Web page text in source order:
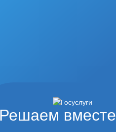
Решаем вместе